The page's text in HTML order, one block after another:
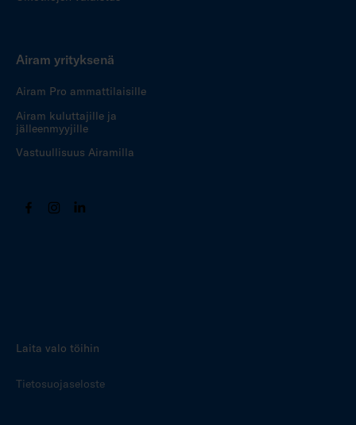
Airam yrityksenä
Airam Pro ammattilaisille
Airam kuluttajille ja
jälleenmyyjille
Vastuullisuus Airamilla
Laita valo töihin
Tietosuojaseloste